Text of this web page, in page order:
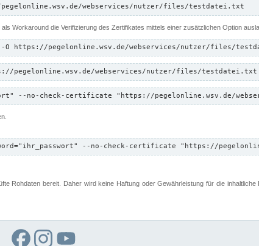
webservices/nutzer/files/testdatei.txt
Workaround die Verifizierung des Zertifikates mittels einer zusätzlichen Option
https://pegelonline.wsv.de/webservices/nutzer/files/
pegelonline.wsv.de/webservices/nutzer/files/testdatei.txt
--no-check-certificate "https://pegelonline.wsv.de/
--no-check-certificate "https://
Rohdaten bereit. Daher wird keine Haftung oder Gewährleistung für die inhaltliche